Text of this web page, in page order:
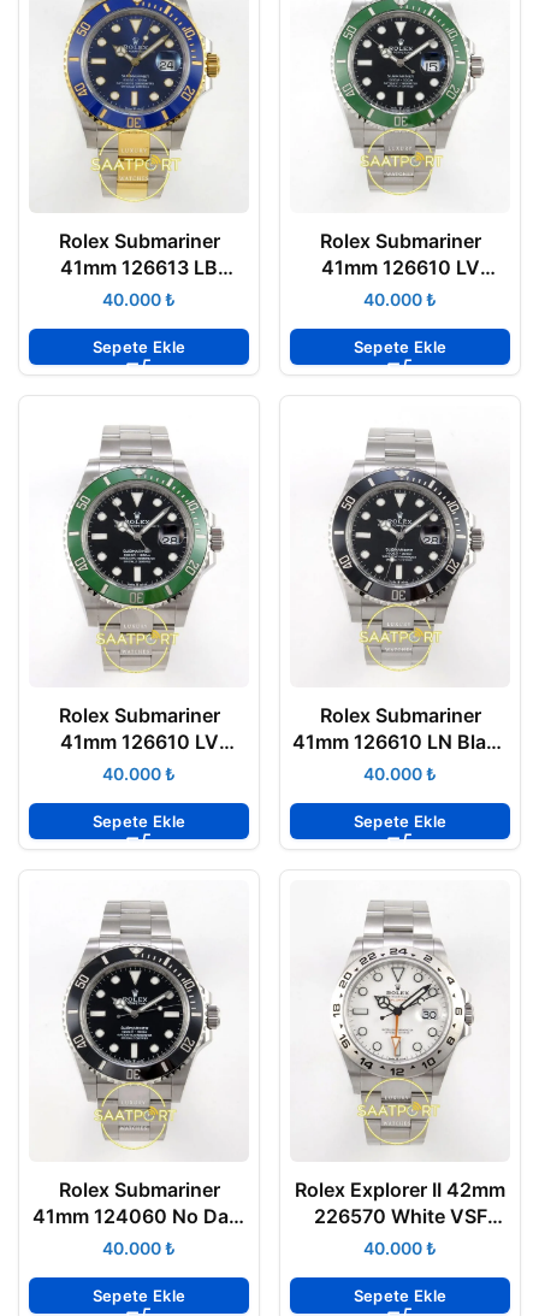
Rolex Submariner
41mm 126613 LB
Bluesy Two Tone VSF
₺
Sepete Ekle
Rolex Submariner
41mm 126610 LV
Starbucks VSF V4 Eta
₺
Sepete Ekle
Rolex Submariner
41mm 126610 LV
Kermit VSF V4 Eta Saat
₺
Sepete Ekle
Rolex Submariner
41mm 126610 LN Black
VSF V4 Eta Saat
₺
Sepete Ekle
Rolex Submariner
41mm 124060 No Date
Black VSF Factory Eta
₺
Sepete Ekle
Rolex Explorer II 42mm
226570 White VSF
Factory Eta Saat
₺
Sepete Ekle